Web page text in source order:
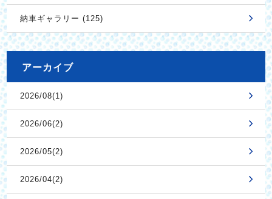
納車ギャラリー (125)
アーカイブ
2026/08(1)
2026/06(2)
2026/05(2)
2026/04(2)